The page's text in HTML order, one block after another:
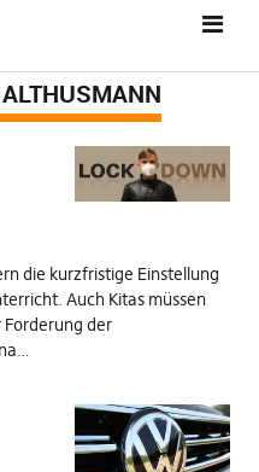
die kurzfristige Einstellung
Auch Kitas müssen
der